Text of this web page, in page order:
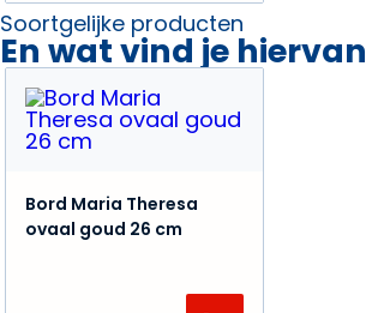
Soortgelijke producten
En wat vind je
Bord Maria Theresa
ovaal goud 26 cm